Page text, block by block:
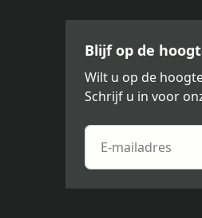
Blijf op de
Wilt u op de
Schrijf u in voor